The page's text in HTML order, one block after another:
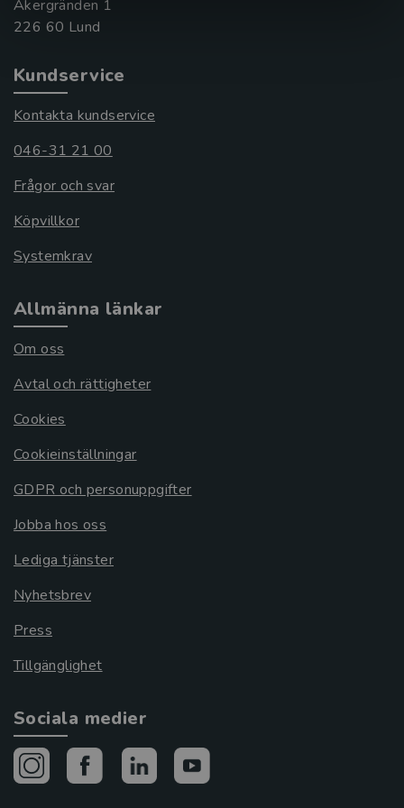
Åkergränden 1
Kundservice
Kontakta kundservice
046-31 21 00
Frågor och svar
Köpvillkor
Systemkrav
Allmänna länkar
Om oss
Avtal och rättigheter
Cookies
Cookieinställningar
GDPR och personuppgifter
Jobba hos oss
Lediga tjänster
Nyhetsbrev
Press
Tillgänglighet
Sociala medier